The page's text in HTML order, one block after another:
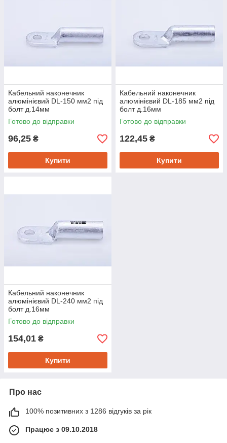
Кабельний наконечник
алюмінієвий DL-150 мм2 під
болт д.14мм
Готово до відправки
96,25 ₴
Купити
Кабельний наконечник
алюмінієвий DL-185 мм2 під
болт д.16мм
Готово до відправки
122,45 ₴
Купити
Кабельний наконечник
алюмінієвий DL-240 мм2 під
болт д.16мм
Готово до відправки
154,01 ₴
Купити
Про нас
100% позитивних з 1286 відгуків за рік
Працює з 09.10.2018